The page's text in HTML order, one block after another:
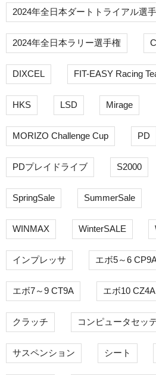
2024年全日本ダートトライアル選
2024年全日本ラリー選手権
DIXCEL FIT-EASY Racing
HKS LSD Mirage
MORIZO Challenge Cup PD
PDプレイドライブ S2000
SpringSale SummerSale
WINMAX WinterSALE
インプレッサ エボ5～6
エボ7～9 CT9A エボ10 CZ4A
クラッチ コンピュータセッ
サスペンション シート